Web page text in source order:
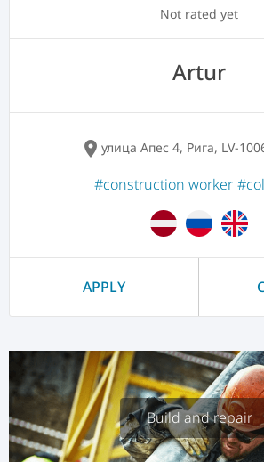
Not rated yet
Artur
location_on улица Апес 4, Рига, LV-
#construction worker
APPLY
Build and repair